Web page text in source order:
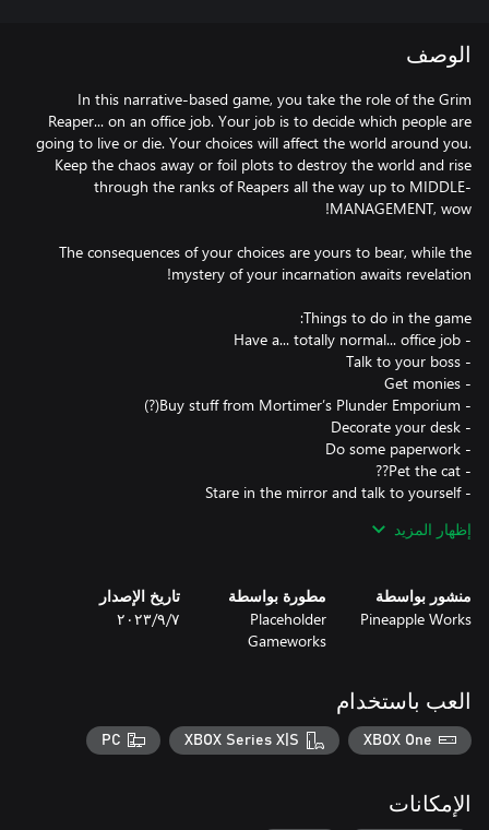
الوصف
In this narrative-based game, you take the role of the Grim
Reaper... on an office job. Your job is to decide which people are
going to live or die. Your choices will affect the world around you.
Keep the chaos away or foil plots to destroy the world and rise
through the ranks of Reapers all the way up to MIDDLE-
The consequences of your choices are yours to bear, while the
- DONT LET IT SET IN (ONLY THE FATE OF HUMANKIND IS IN
إظهار المزيد
منشور بواسطة
Pineapple Works
مطورة بواسطة
Placeholder
Gameworks
تاريخ الإصدار
٧‏/٩‏/٢٠٢٣
العب باستخدام
XBOX One
XBOX Series X|S
PC
الإمكانات